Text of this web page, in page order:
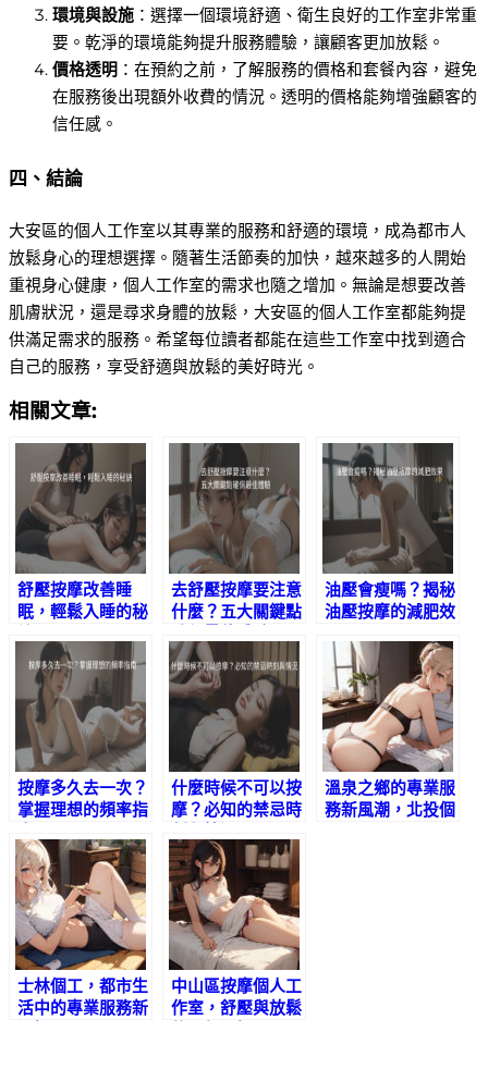
環境與設施 ：選擇一個環境舒適、衛生良好的工作室非常重
要。乾淨的環境能夠提升服務體驗，讓顧客更加放鬆。
價格透明 ：在預約之前，了解服務的價格和套餐內容，避免
在服務後出現額外收費的情況。透明的價格能夠增強顧客的
信任感。
四、結論
大安區的個人工作室以其專業的服務和舒適的環境，成為都市人
放鬆身心的理想選擇。隨著生活節奏的加快，越來越多的人開始
重視身心健康，個人工作室的需求也隨之增加。無論是想要改善
肌膚狀況，還是尋求身體的放鬆，大安區的個人工作室都能夠提
供滿足需求的服務。希望每位讀者都能在這些工作室中找到適合
自己的服務，享受舒適與放鬆的美好時光。
相關文章:
舒壓按摩改善睡
眠，輕鬆入睡的秘
去舒壓按摩要注意
什麼？五大關鍵點
油壓會瘦嗎？揭秘
油壓按摩的減肥效
按摩多久去一次？
掌握理想的頻率指
什麼時候不可以按
摩？必知的禁忌時
溫泉之鄉的專業服
務新風潮，北投個
士林個工，都市生
活中的專業服務新
中山區按摩個人工
作室，舒壓與放鬆